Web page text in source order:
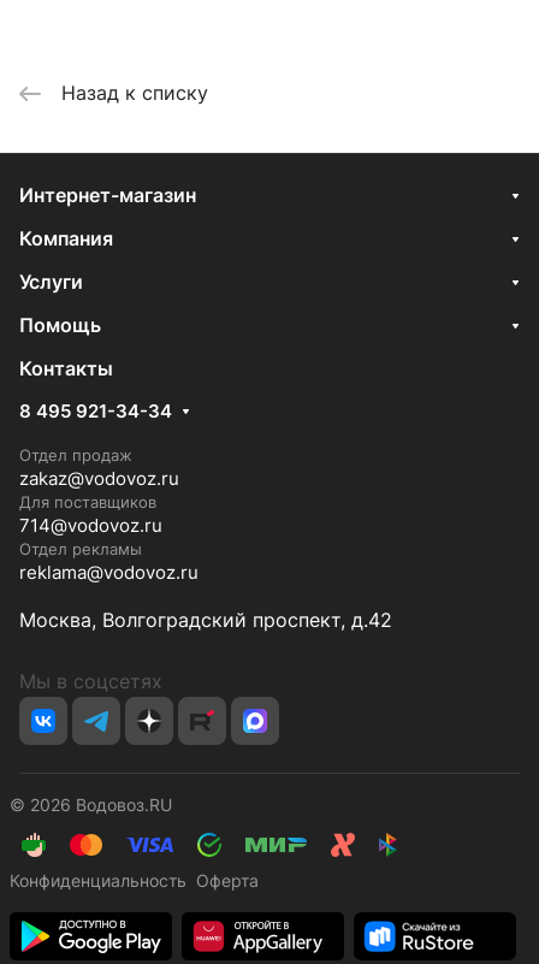
Назад к списку
Интернет-магазин
Компания
Услуги
Помощь
Контакты
8 495 921-34-34
Отдел продаж
zakaz@vodovoz.ru
Для поставщиков
714@vodovoz.ru
Отдел рекламы
reklama@vodovoz.ru
Москва, Волгоградский проспект, д.42
Мы в соцсетях
© 2026 Водовоз.RU
Конфиденциальность Оферта